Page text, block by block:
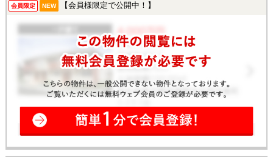
会員限定 NEW 【会員様限定で公開中！】